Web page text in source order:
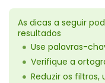
As dicas a seguir
resultados
Use palavras-
Verifique a
Reduzir os filtros,